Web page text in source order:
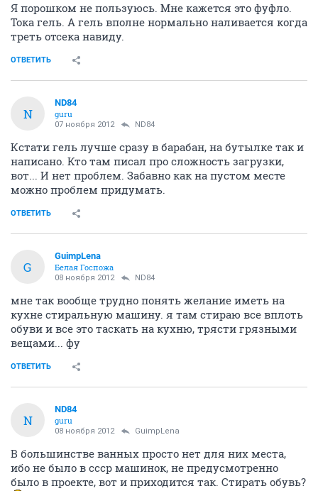
Я порошком не пользуюсь. Мне кажется это фуфло.
Тока гель. А гель вполне нормально наливается когда
треть отсека навиду.
ОТВЕТИТЬ
N
ND84
guru
07 ноября 2012 ND84
Кстати гель лучше сразу в барабан, на бутылке так и
написано. Кто там писал про сложность загрузки,
вот... И нет проблем. Забавно как на пустом месте
можно проблем придумать.
ОТВЕТИТЬ
G
GuimpLena
Белая Госпожа
08 ноября 2012 ND84
мне так вообще трудно понять желание иметь на
кухне стиральную машину. я там стираю все вплоть
обуви и все это таскать на кухню, трясти грязными
вещами... фу
ОТВЕТИТЬ
N
ND84
guru
08 ноября 2012 GuimpLena
В большинстве ванных просто нет для них места,
ибо не было в ссср машинок, не предусмотренно
было в проекте, вот и приходится так. Стирать обувь?